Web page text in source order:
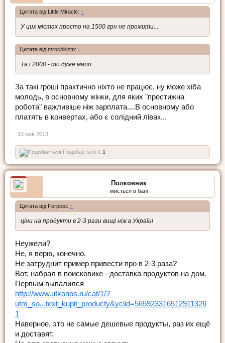
Цитата від Little Miracle: ↑
У цих містах просто на 1500 грн не прожити...
Цитата від mrochkizm: ↑
Та і 2000 - то дуже мало.
За такі гроші практично ніхто не працює, ну може хіба
молодь, в основному жінки, для яких "престижна
робота" важливіше ніж зарплата....В основному або
платять в конвертах, або є солідний лівак...
13 жов 2013
Подобається x 1
Полковник
миється в бані
Цитата від Forpost: ↑
ціни на продукти в 2-3 рази вищі ніж в Україні
Неужели?
Не, я верю, конечно.
Не затруднит пример привести про в 2-3 раза?
Вот, набрал в поисковике - доставка продуктов на дом.
Первым вывалился
http://www.utkonos.ru/cat/1/?
utm_so...text_kupit_producty&yclid=565923316512911326
1
Наверное, это не самые дешевые продукты, раз их ещё
и доставят.